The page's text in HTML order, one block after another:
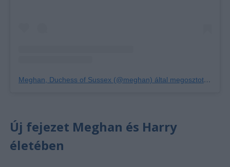
Meghan, Duchess of Sussex (@meghan) által megosztott bejegyzés
Új fejezet Meghan és Harry
életében